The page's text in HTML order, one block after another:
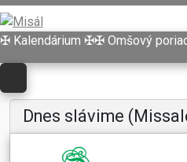
✠ Kalendárium ✠✠ Omšový
Dnes slávime